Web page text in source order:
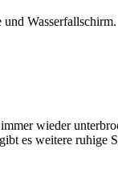
und Wasserfallschirm.
wieder
es weitere ruhige